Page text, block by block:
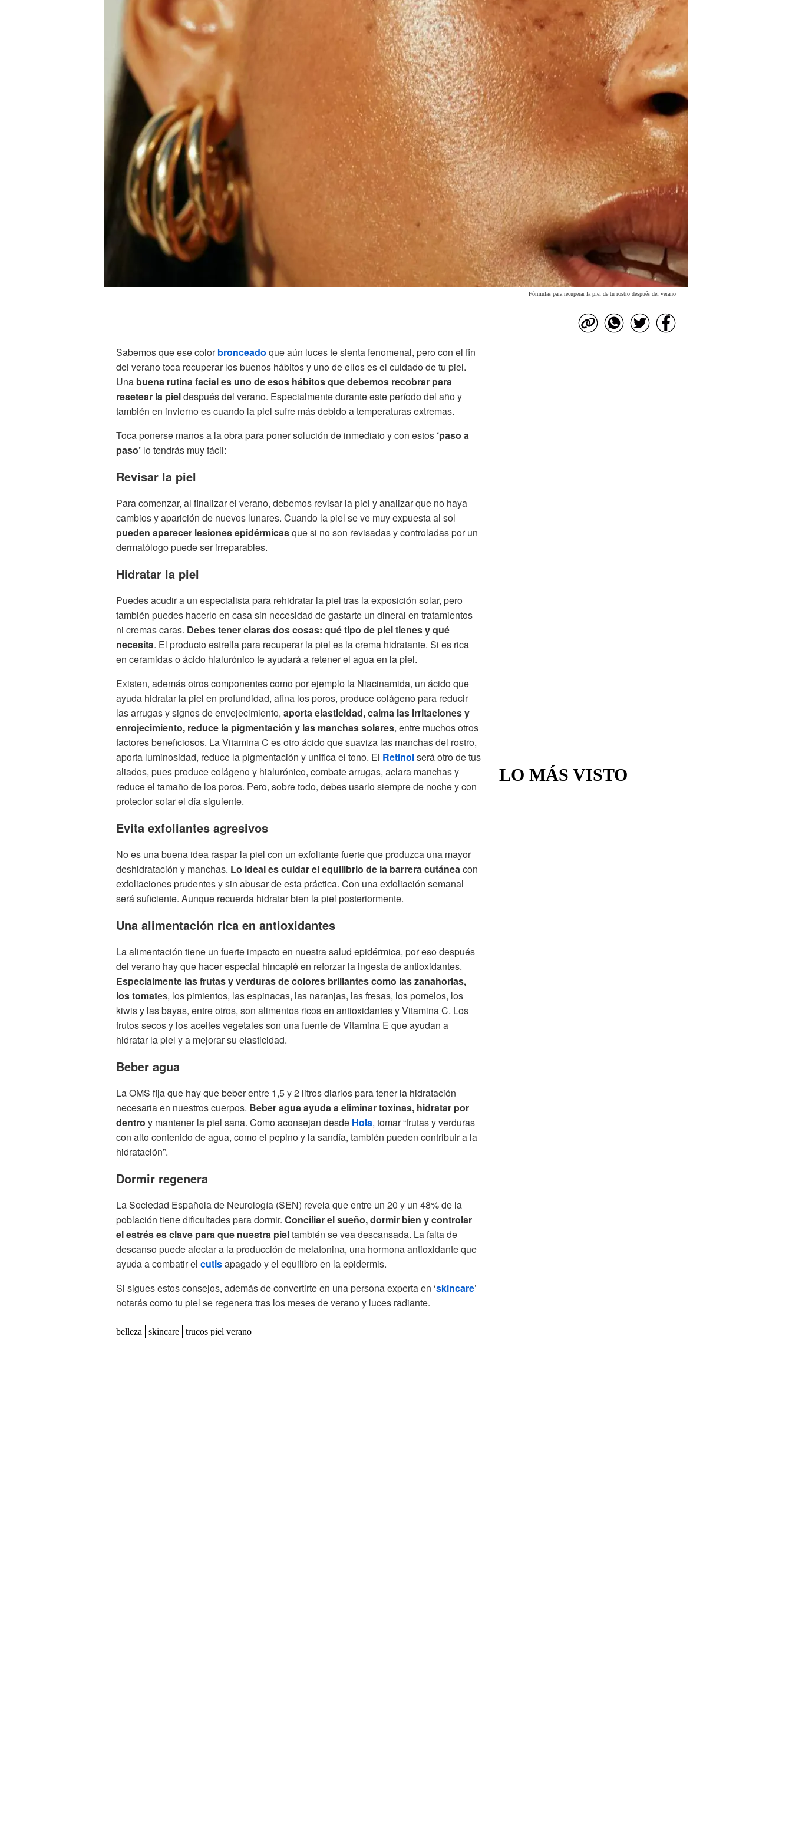
Fórmulas para recuperar la piel de tu rostro después del verano
Sabemos que ese colorbronceado que aún luces te sienta fenomenal, pero con el fin
del verano toca recuperar los buenos hábitos y uno de ellos es el cuidado de tu piel.
Una buena rutina facial es uno de esos hábitos que debemos recobrar para
resetear la pieldespués del verano. Especialmente durante este período del año y
también en invierno es cuando la piel sufre más debido a temperaturas extremas.
Toca ponerse manos a la obra para poner solución de inmediato y con estos ‘paso a
paso’ lo tendrás muy fácil:
Revisar la piel
Para comenzar, al finalizar el verano, debemos revisar la piel y analizar que no haya
cambios y aparición de nuevos lunares. Cuando la piel se ve muy expuesta al sol
pueden aparecer lesiones epidérmicasque si no son revisadas y controladas por un
dermatólogo puede ser irreparables.
Hidratar la piel
Puedes acudir a un especialista para rehidratar la piel tras la exposición solar, pero
también puedes hacerlo en casa sin necesidad de gastarte un dineral en tratamientos
ni cremas caras. Debes tener claras dos cosas: qué tipo de piel tienes y qué
necesita. El producto estrella para recuperar la piel es la crema hidratante. Si es rica
en ceramidas o ácido hialurónico te ayudará a retener el agua en la piel.
Existen, además otros componentes como por ejemplo la Niacinamida, un ácido que
ayuda hidratar la piel en profundidad, afina los poros, produce colágeno para reducir
las arrugas y signos de envejecimiento, aporta elasticidad, calma las irritaciones y
enrojecimiento, reduce la pigmentación y las manchas solares, entre muchos otros
factores beneficiosos. La Vitamina C es otro ácido que suaviza las manchas del rostro,
aporta luminosidad, reduce la pigmentación y unifica el tono. El Retinolserá otro de tus
aliados, pues produce colágeno y hialurónico, combate arrugas, aclara manchas y
reduce el tamaño de los poros. Pero, sobre todo, debes usarlo siempre de noche y con
protector solar el día siguiente.
Evita exfoliantes agresivos
No es una buena idea raspar la piel con un exfoliante fuerte que produzca una mayor
deshidratación y manchas. Lo ideal es cuidar el equilibrio de la barrera cutáneacon
exfoliaciones prudentes y sin abusar de esta práctica. Con una exfoliación semanal
será suficiente. Aunque recuerda hidratar bien la piel posteriormente.
Una alimentación rica en antioxidantes
La alimentación tiene un fuerte impacto en nuestra salud epidérmica, por eso después
del verano hay que hacer especial hincapié en reforzar la ingesta de antioxidantes.
Especialmente las frutas y verduras de colores brillantes como las zanahorias,
los tomates, los pimientos, las espinacas, las naranjas, las fresas, los pomelos, los
kiwis y las bayas, entre otros, son alimentos ricos en antioxidantes y Vitamina C. Los
frutos secos y los aceites vegetales son una fuente de Vitamina E que ayudan a
hidratar la piel y a mejorar su elasticidad.
Beber agua
La OMS fija que hay que beber entre 1,5 y 2 litros diarios para tener la hidratación
necesaria en nuestros cuerpos. Beber agua ayuda a eliminar toxinas, hidratar por
dentro y mantener la piel sana. Como aconsejan desde Hola, tomar “frutas y verduras
con alto contenido de agua, como el pepino y la sandía, también pueden contribuir a la
hidratación”.
Dormir regenera
La Sociedad Española de Neurología (SEN) revela que entre un 20 y un 48% de la
población tiene dificultades para dormir. Conciliar el sueño, dormir bien y controlar
el estrés es clave para que nuestra pieltambién se vea descansada. La falta de
descanso puede afectar a la producción de melatonina, una hormona antioxidante que
ayuda a combatir el cutisapagado y el equilibro en la epidermis.
Si sigues estos consejos, además de convertirte en una persona experta en ‘skincare’
notarás como tu piel se regenera tras los meses de verano y luces radiante.
belleza skincare trucos piel verano
LO MÁS VISTO